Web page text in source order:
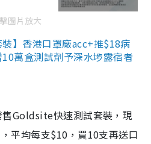
圖片放大
】香港口罩廠acc+推$18病
萬盒測試劑予深水埗露宿者
Goldsite快速測試套裝，現
平均每支$10，買10支再送口